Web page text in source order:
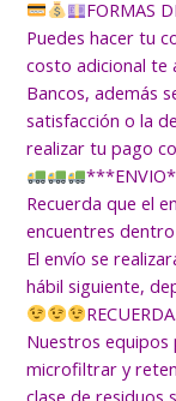
FORMAS
Puedes hacer tu
costo adicional te
Bancos, además
satisfacción o la
realizar tu pago
***
Recuerda que el
encuentres
El envío se
hábil siguiente,
RECUERDA.
Nuestros
microfiltrar y